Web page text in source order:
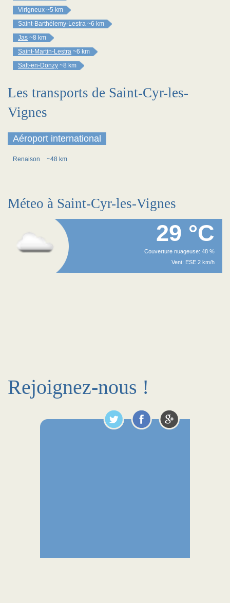
Virigneux ~5 km
Saint-Barthélemy-Lestra ~6 km
Jas ~8 km
Saint-Martin-Lestra ~6 km
Salt-en-Donzy ~8 km
Les transports de Saint-Cyr-les-
Vignes
Aéroport international
Renaison ~48 km
Méteo à Saint-Cyr-les-Vignes
29 °C
Couverture nuageuse: 48 %
Vent: ESE 2 km/h
Rejoignez-nous !